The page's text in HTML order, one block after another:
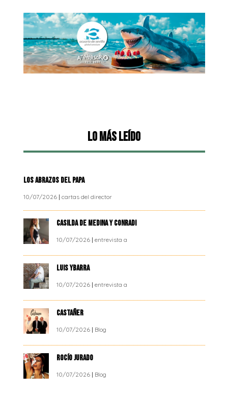
Lo más leído
LOS ABRAZOS DEL PAPA
10/07/2026| cartas del director
CASILDA DE MEDINA Y CONRADI
10/07/2026| entrevista a
LUIS YBARRA
10/07/2026| entrevista a
CASTAÑER
10/07/2026| Blog
ROCÍO JURADO
10/07/2026| Blog